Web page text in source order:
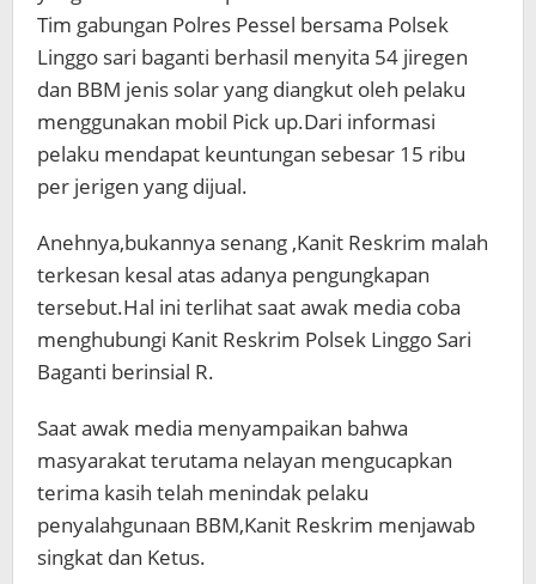
Tim gabungan Polres Pessel bersama Polsek
Linggo sari baganti berhasil menyita 54 jiregen
dan BBM jenis solar yang diangkut oleh pelaku
menggunakan mobil Pick up.Dari informasi
pelaku mendapat keuntungan sebesar 15 ribu
per jerigen yang dijual.
Anehnya,bukannya senang ,Kanit Reskrim malah
terkesan kesal atas adanya pengungkapan
tersebut.Hal ini terlihat saat awak media coba
menghubungi Kanit Reskrim Polsek Linggo Sari
Baganti berinsial R.
Saat awak media menyampaikan bahwa
masyarakat terutama nelayan mengucapkan
terima kasih telah menindak pelaku
penyalahgunaan BBM,Kanit Reskrim menjawab
singkat dan Ketus.